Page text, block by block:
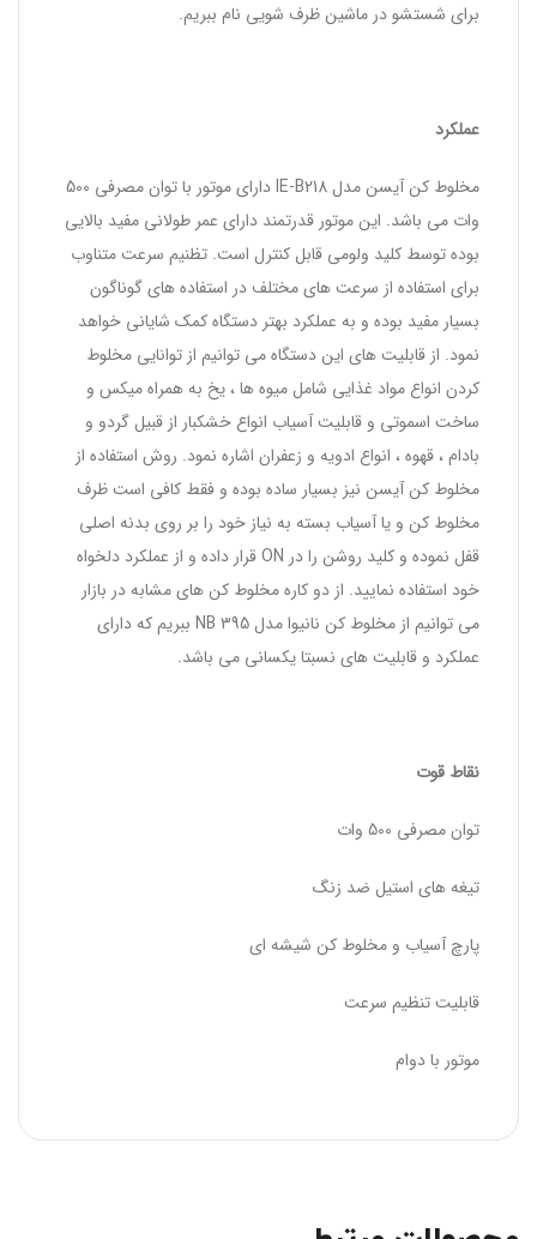
برای شستشو در ماشین ظرف شویی نام ببریم.
عملکرد
مخلوط کن آیسن مدل IE-B218 دارای موتور با توان مصرفی 500
وات می باشد. این موتور قدرتمند دارای عمر طولانی مفید بالایی
بوده توسط کلید ولومی قابل کنترل است. تظنیم سرعت متناوب
برای استفاده از سرعت های مختلف در استفاده های گوناگون
بسیار مفید بوده و به عملکرد بهتر دستگاه کمک شایانی خواهد
نمود. از قابلیت های این دستگاه می توانیم از توانایی مخلوط
کردن انواع مواد غذایی شامل میوه ها ، یخ به همراه میکس و
ساخت اسموتی و قابلیت آسیاب انواع خشکبار از قبیل گردو و
بادام ، قهوه ، انواع ادویه و زعفران اشاره نمود. روش استفاده از
مخلوط کن آیسن نیز بسیار ساده بوده و فقط کافی است ظرف
مخلوط کن و یا آسیاب بسته به نیاز خود را بر روی بدنه اصلی
قفل نموده و کلید روشن را در ON قرار داده و از عملکرد دلخواه
خود استفاده نمایید. از دو کاره مخلوط کن های مشابه در بازار
می توانیم از مخلوط کن نانیوا مدل NB 395 ببریم که دارای
عملکرد و قابلیت های نسبتا یکسانی می باشد.
نقاط قوت
توان مصرفی 500 وات
تیغه های استیل ضد زنگ
پارچ آسیاب و مخلوط کن شیشه ای
قابلیت تنظیم سرعت
موتور با دوام